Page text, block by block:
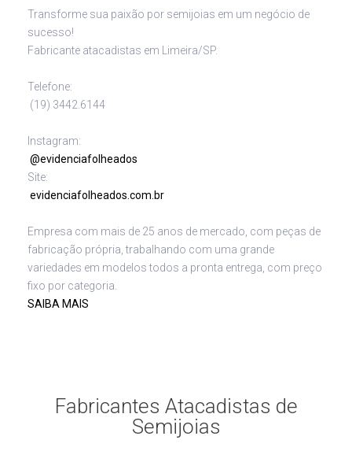
Transforme sua paixão por semijoias em um negócio de
sucesso!
Fabricante atacadistas em Limeira/SP.
Telefone:
(19) 3442.6144
Instagram:
@evidenciafolheados
Site:
evidenciafolheados.com.br
Empresa com mais de 25 anos de mercado, com peças de
fabricação própria, trabalhando com uma grande
variedades em modelos todos a pronta entrega, com preço
fixo por categoria.
SAIBA MAIS
Fabricantes Atacadistas de
Semijoias